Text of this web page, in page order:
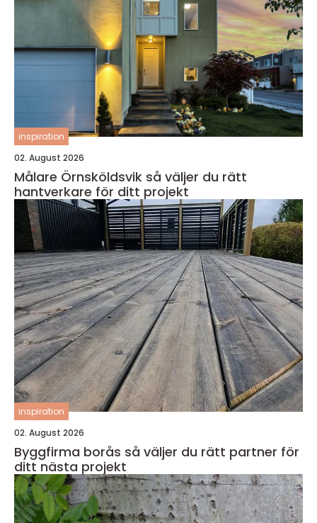
inspiration
02. August 2026
Målare Örnsköldsvik så väljer du rätt
hantverkare för ditt projekt
inspiration
02. August 2026
Byggfirma borås så väljer du rätt partner för
ditt nästa projekt